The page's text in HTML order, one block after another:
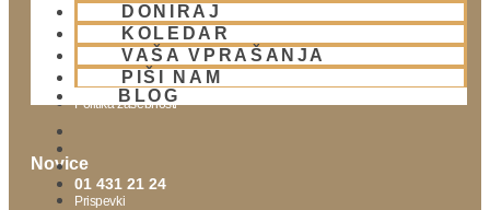
DONIRAJ
KOLEDAR
VAŠA VPRAŠANJA
PIŠI NAM
BLOG
01 431 21 24
Urnik templja
Nedeljsko srečanje
Parkiranje
Politika zasebnosti
Novice
Prispevki